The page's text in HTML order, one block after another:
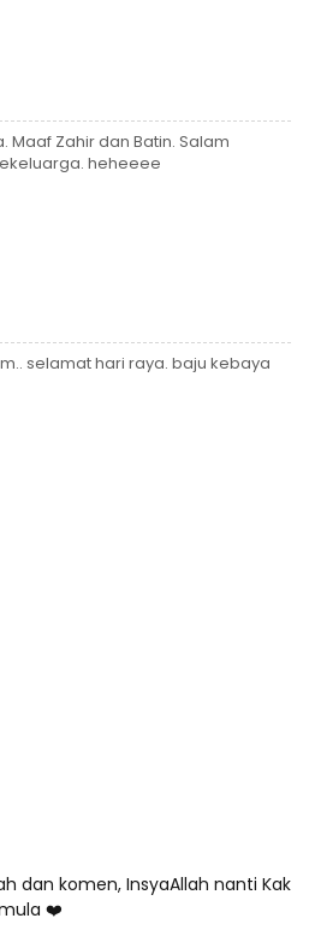
Maaf Zahir dan Batin. Salam
heheeee
selamat hari raya. baju kebaya
dan komen, InsyaAllah nanti Kak
❤️